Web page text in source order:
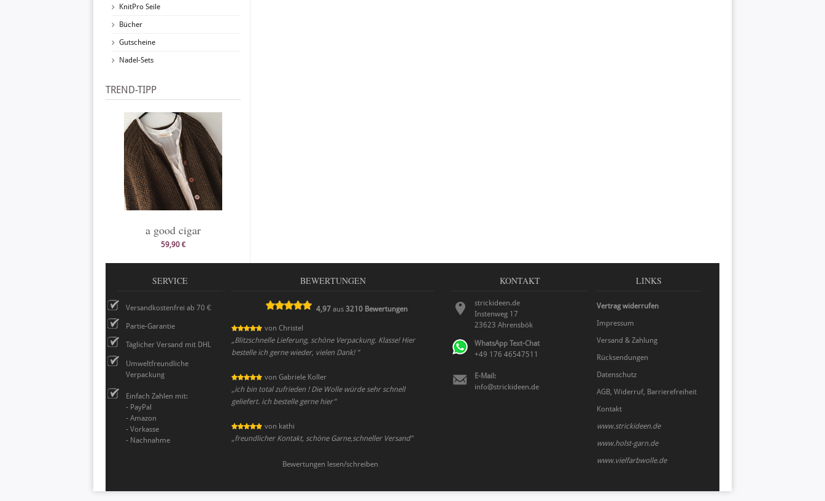
KnitPro Seile
Bücher
Gutscheine
Nadel-Sets
TREND-TIPP
a good cigar
59,90 €
SERVICE
Versandkostenfrei ab 70 €
Partie-Garantie
Täglicher Versand mit DHL
Umweltfreundliche
Verpackung
Einfach Zahlen mit:
- PayPal
- Amazon
- Vorkasse
- Nachnahme
BEWERTUNGEN
4,97 aus3210 Bewertungen
von Christel
„Blitzschnelle Lieferung, schöne Verpackung. Klasse! Hier
bestelle ich gerne wieder, vielen Dank! ”
von Gabriele Koller
„ich bin total zufrieden ! Die Wolle würde sehr schnell
geliefert. ich bestelle gerne hier”
von kathi
„freundlicher Kontakt, schöne Garne,schneller Versand”
Bewertungen lesen/schreiben
KONTAKT
strickideen.de
Instenweg 17
23623 Ahrensbök
WhatsApp Text-Chat
+49 176 46547511
E-Mail:
info@strickideen.de
LINKS
Vertrag widerrufen
Impressum
Versand & Zahlung
Rücksendungen
Datenschutz
AGB, Widerruf, Barrierefreiheit
Kontakt
www.strickideen.de
www.holst-garn.de
www.vielfarbwolle.de